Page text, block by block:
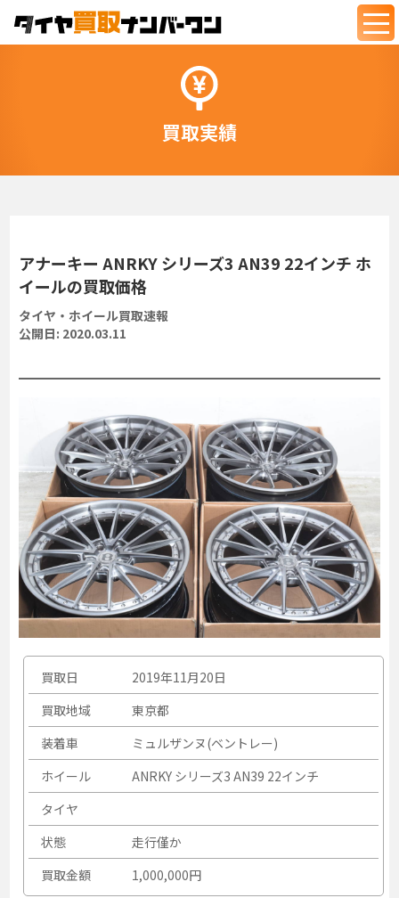
買取実績
アナーキー ANRKY シリーズ3 AN39 22インチ ホ
イールの買取価格
タイヤ・ホイール買取速報
公開日: 2020.03.11
買取日
2019年11月20日
買取地域
東京都
装着車
ミュルザンヌ(ベントレー)
ホイール
ANRKY シリーズ3 AN39 22インチ
タイヤ
状態
走行僅か
買取金額
1,000,000円